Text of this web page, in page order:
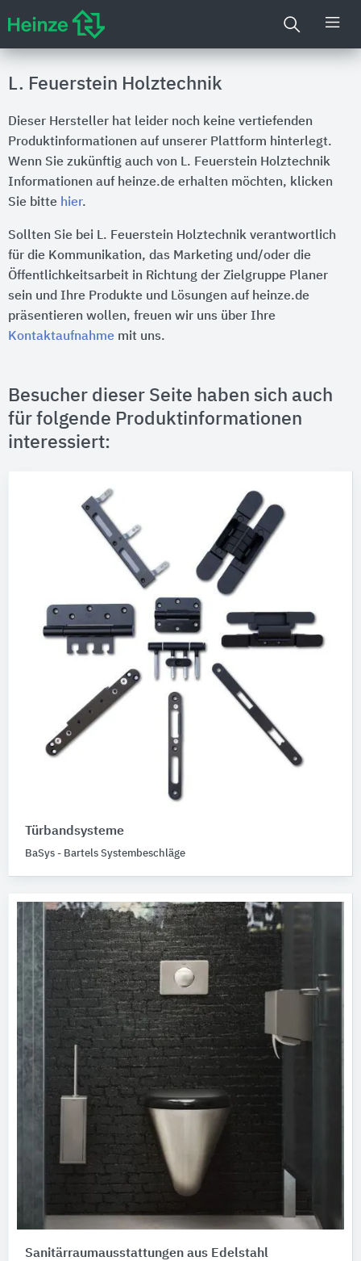
L. Feuerstein Holztechnik
Dieser Hersteller hat leider noch keine vertiefenden
Produktinformationen auf unserer Plattform hinterlegt.
Wenn Sie zukünftig auch von L. Feuerstein Holztechnik
Informationen auf heinze.de erhalten möchten, klicken
Sie bitte hier.
Sollten Sie bei L. Feuerstein Holztechnik verantwortlich
für die Kommunikation, das Marketing und/oder die
Öffentlichkeitsarbeit in Richtung der Zielgruppe Planer
sein und Ihre Produkte und Lösungen auf heinze.de
präsentieren wollen, freuen wir uns über Ihre
Kontaktaufnahme mit uns.
Besucher dieser Seite haben sich auch
für folgende Produktinformationen
interessiert:
Türbandsysteme
BaSys - Bartels Systembeschläge
Sanitärraumausstattungen aus Edelstahl